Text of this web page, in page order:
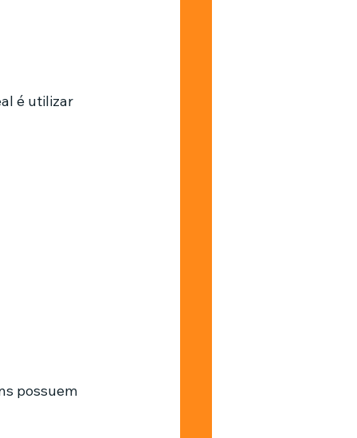
é utilizar
possuem